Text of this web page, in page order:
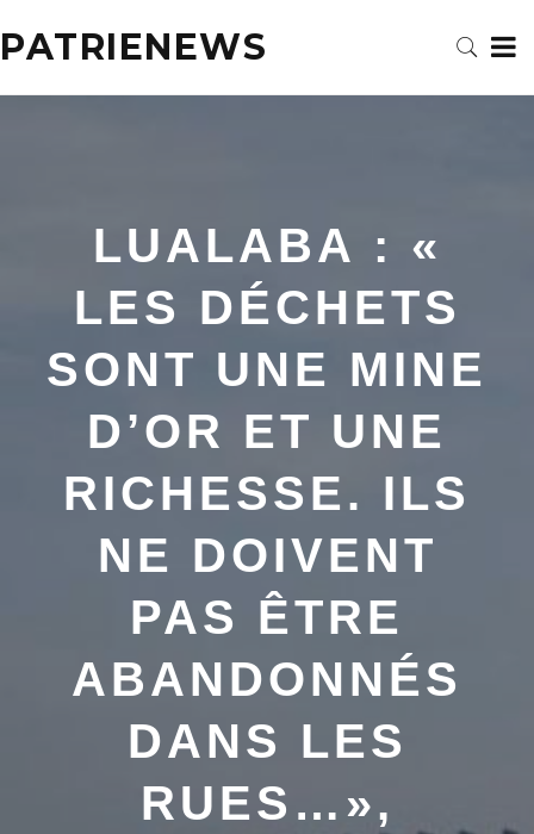
PATRIENEWS
LUALABA : «
LES DÉCHETS
SONT UNE MINE
D’OR ET UNE
RICHESSE. ILS
NE DOIVENT
PAS ÊTRE
ABANDONNÉS
DANS LES
RUES…»,